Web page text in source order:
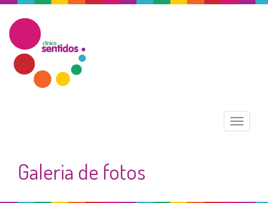
Menu
Galeria de fotos